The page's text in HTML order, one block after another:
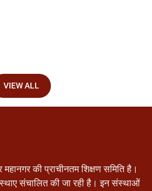
VIEW ALL
महानगर की प्राचीनतम शिक्षण समिति है।
संचालित की जा रही है। इन संस्थाओं